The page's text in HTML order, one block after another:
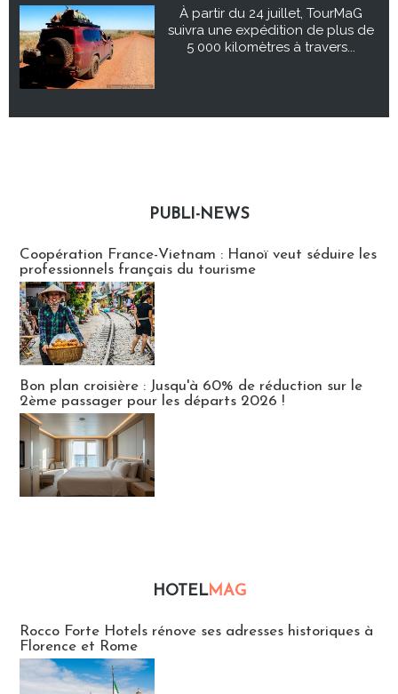
À partir du 24 juillet, TourMaG
suivra une expédition de plus de
5 000 kilomètres à travers...
PUBLI-NEWS
Coopération France-Vietnam : Hanoï veut séduire les
professionnels français du tourisme
Bon plan croisière : Jusqu'à 60% de réduction sur le
2ème passager pour les départs 2026 !
HOTELMAG
Rocco Forte Hotels rénove ses adresses historiques à
Florence et Rome